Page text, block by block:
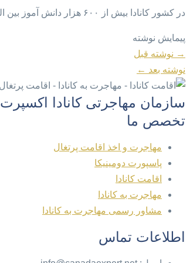
در کشور کانادا بیش از ۶۰۰ هزار دانش آموز بین المللی در دوره های دبستان، دبیرستان، دانشگاه، کالج … بین المللی در حال تحصیل هست
پیمایش نوشته
→ نوشته قبل
نوشته بعد ←
سازمان مهاجرتی کانادا اکسپرت
تخصص ما
مهاجرت و اخذ اقامت پرتغال
پاسپورت دومینیکا
اقامت کانادا
مهاجرت به کانادا
مشاور رسمی مهاجرت به کانادا
اطلاعات تماس